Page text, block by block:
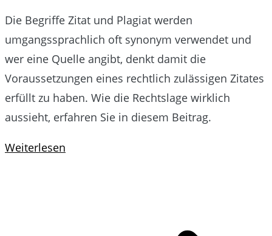
Die Begriffe Zitat und Plagiat werden
umgangssprachlich oft synonym verwendet und
wer eine Quelle angibt, denkt damit die
Voraussetzungen eines rechtlich zulässigen Zitates
erfüllt zu haben. Wie die Rechtslage wirklich
aussieht, erfahren Sie in diesem Beitrag.
Weiterlesen